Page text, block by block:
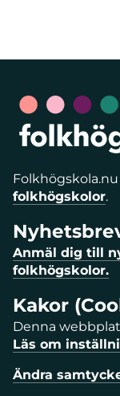
folkhögskolor.
Anmäl dig till
folkhögskolor.
Kakor
Denna
Läs om
Ändra